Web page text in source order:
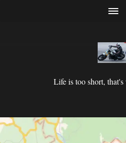
Life is too short,